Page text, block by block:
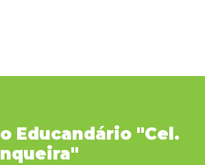
Educandário "Cel.